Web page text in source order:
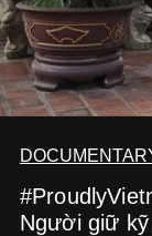
Người giữ